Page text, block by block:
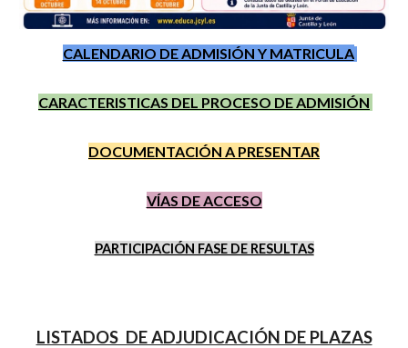
CALENDARIO DE ADMISIÓN Y MATRICULA
CARACTERISTICAS DEL PROCESO DE ADMISIÓN
DOCUMENTACIÓN A PRESENTAR
VÍAS DE ACCESO
PARTICIPACIÓN FASE DE RESULTAS
LISTADOS DE ADJUDICACIÓN DE PLAZAS